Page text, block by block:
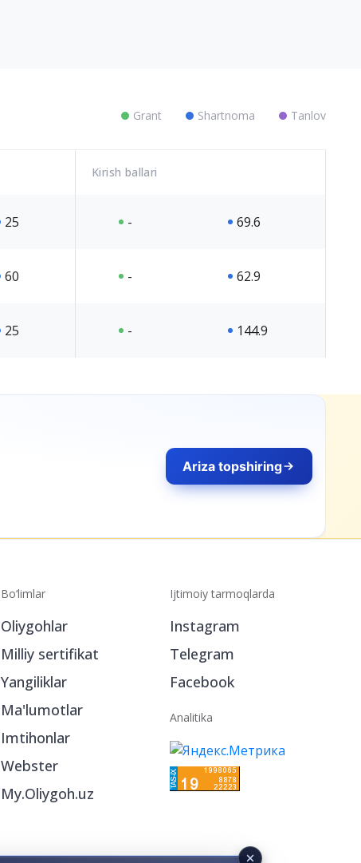
Grant Shartnoma Tanlov
Kirish ballari
25 - 69.6
60 - 62.9
25 - 144.9
Ariza topshiring
Bo‘limlar
Oliygohlar
Milliy sertifikat
Yangiliklar
Ma'lumotlar
Imtihonlar
Webster
My.Oliygoh.uz
Ijtimoiy tarmoqlarda
Instagram
Telegram
Facebook
Analitika